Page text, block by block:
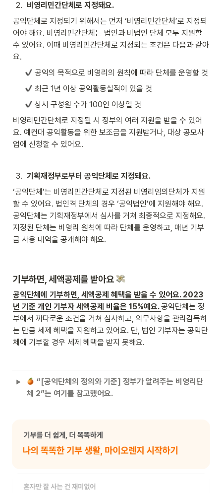
2. 비영리민간단체로 지정돼요.
공익단체로 지정되기 위해서는 먼저 ‘비영리민간단체’로 지정되
어야 해요. 비영리민간단체는 법인과 비법인 단체 모두 지원할
수 있어요. 이때 비영리민간단체로 지정되는 조건은 다음과 같아
요.
최근 1년 이상 공익활동실적이 있을 것
상시 구성원 수가 100인 이상일 것
비영리민간단체로 지정될 시 정부의 여러 지원을 받을 수 있어
요. 예컨대 공익활동을 위한 보조금을 지원받거나, 대상 공모사
업에 신청할 수 있어요.
3. 기획재정부로부터 공익단체로 지정돼요.
‘공익단체’는 비영리민간단체로 지정된 비영리임의단체가 지원
할 수 있어요. 법인격 단체의 경우 ‘공익법인’에 지원해야 해요.
공익단체는 기획재정부에서 심사를 거쳐 최종적으로 지정해요.
지정된 단체는 비영리 원칙에 따라 단체를 운영하고, 매년 기부
금 사용 내역을 공개해야 해요.
기부하면, 세액공제를 받아요
공익단체에 기부하면, 세액공제 혜택을 받을 수 있어요. 2023
년 기준 개인 기부자 세액공제 비율은 15%예요. 공익단체는 정
부에서 까다로운 조건을 거쳐 심사하고, 의무사항을 관리감독하
는 만큼 세제 혜택을 지원하고 있어요. 단, 법인 기부자는 공익단
체에 기부할 경우 세제 혜택을 받지 못해요.
“[공익단체의 정의와 기준] 정부가 알려주는 비영리단
체 2”는 여기를 참고했어요.